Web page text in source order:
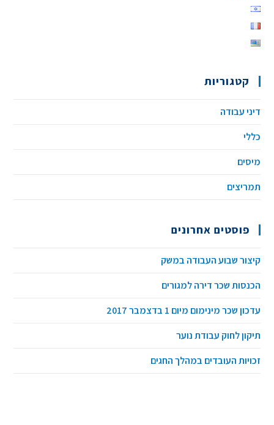
קטגוריות
דיני עבודה
כללי
מיסים
תמריצים
פוסטים אחרונים
קיצור שבוע העבודה במשק
הכנסות שכר דירה למגורים
עדכון שכר מינימום מיום 1 בדצמבר 2017
תיקון לחוק עבודת נוער
זכויות העובדים במהלך החגים